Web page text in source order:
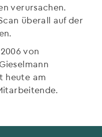
verursachen.
überall auf der
von
heute am